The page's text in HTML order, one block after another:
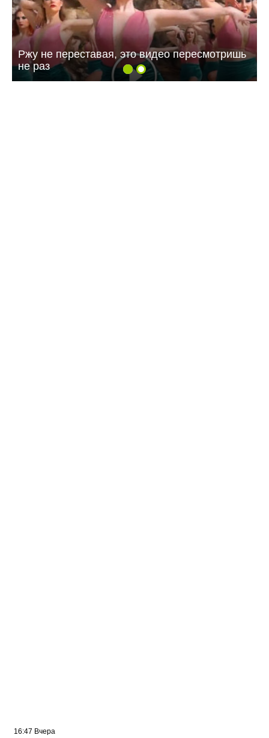
Ржу не переставая, это видео пересмотришь
не раз
16:47 Вчера